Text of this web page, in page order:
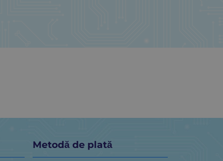
Metodă de plată